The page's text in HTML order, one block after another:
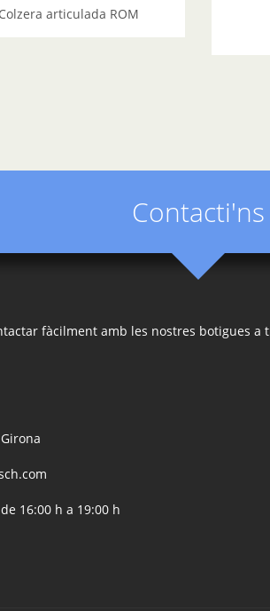
articulada ROM
Contacti'ns
fàcilment amb les nostres botigues a
16:00 h a 19:00 h